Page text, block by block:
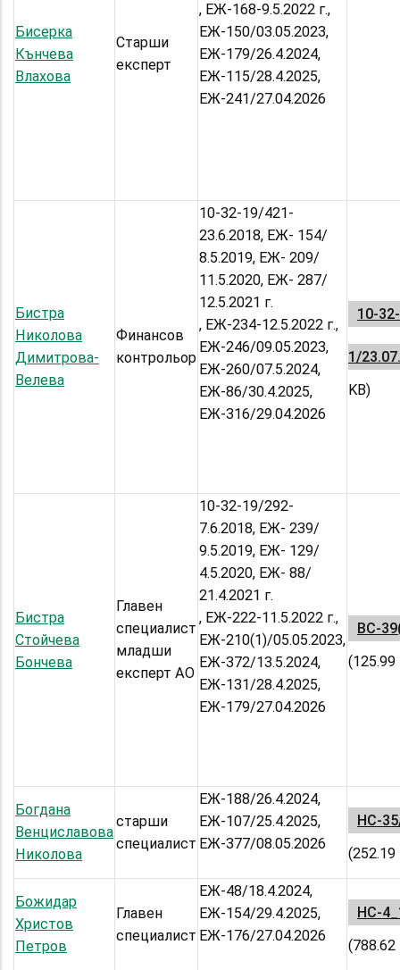
Бисерка
Кънчева
Влахова
Старши
експерт
, ЕЖ-168-9.5.2022 г.,
ЕЖ-150/03.05.2023,
ЕЖ-179/26.4.2024,
ЕЖ-115/28.4.2025,
ЕЖ-241/27.04.2026
Бистра
Николова
Димитрова-
Велева
Финансов
контрольор
10-32-19/421-
23.6.2018, ЕЖ- 154/
8.5.2019, ЕЖ- 209/
11.5.2020, ЕЖ- 287/
12.5.2021 г.
, ЕЖ-234-12.5.2022 г.,
ЕЖ-246/09.05.2023,
ЕЖ-260/07.5.2024,
ЕЖ-86/30.4.2025,
ЕЖ-316/29.04.2026
10-
1/
KB)
Бистра
Стойчева
Бончева
Главен
специалист
младши
експерт АО
10-32-19/292-
7.6.2018, ЕЖ- 239/
9.5.2019, ЕЖ- 129/
4.5.2020, ЕЖ- 88/
21.4.2021 г.
, ЕЖ-222-11.5.2022 г.,
ЕЖ-210(1)/05.05.2023,
ЕЖ-372/13.5.2024,
ЕЖ-131/28.4.2025,
ЕЖ-179/27.04.2026
ВС-
(125.99
Богдана
Венциславова
Николова
старши
специалист
ЕЖ-188/26.4.2024,
ЕЖ-107/25.4.2025,
ЕЖ-377/08.05.2026
НС-
(252.19
Божидар
Христов
Петров
Главен
специалист
ЕЖ-48/18.4.2024,
ЕЖ-154/29.4.2025,
ЕЖ-176/27.04.2026
НС-
(788.62